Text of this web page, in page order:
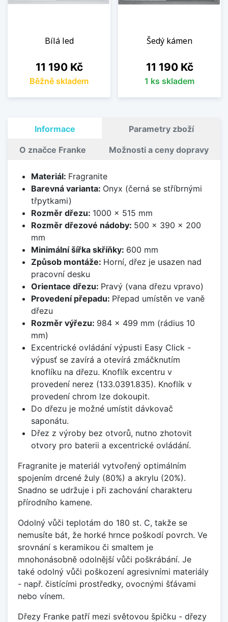
Bílá led
Cena
11 190 Kč
Běžně skladem
Šedý kámen
Cena
11 190 Kč
1 ks skladem
Informace Parametry zboží
O značce Franke Možnosti a ceny dopravy
Materiál: Fragranite
Barevná varianta: Onyx (černá se stříbrnými
třpytkami)
Rozměr dřezu: 1000 x 515 mm
Rozměr dřezové nádoby: 500 x 390 x 200
mm
Minimální šířka skříňky: 600 mm
Způsob montáže: Horní, dřez je usazen nad
pracovní desku
Orientace dřezu: Pravý (vana dřezu vpravo)
Provedení přepadu: Přepad umístěn ve vaně
dřezu
Rozměr výřezu: 984 x 499 mm (rádius 10
mm)
Excentrické ovládání výpusti Easy Click -
výpusť se zavírá a otevírá zmáčknutím
knoflíku na dřezu. Knoflík excentru v
provedení nerez (133.0391.835). Knoflík v
provedení chrom lze dokoupit.
Do dřezu je možné umístit dávkovač
saponátu.
Dřez z výroby bez otvorů, nutno zhotovit
otvory pro baterii a excentrické ovládání.
Fragranite je materiál vytvořený optimálním
spojením drcené žuly (80%) a akrylu (20%).
Snadno se udržuje i při zachování charakteru
přírodního kamene.
Odolný vůči teplotám do 180 st. C, takže se
nemusíte bát, že horké hrnce poškodí povrch. Ve
srovnání s keramikou či smaltem je
mnohonásobně odolnější vůči poškrábání. Je
také odolný vůči poškození agresivními materiály
- např. čistícími prostředky, ovocnými šťávami
nebo vínem.
Dřezy Franke patří mezi světovou špičku - dřezy